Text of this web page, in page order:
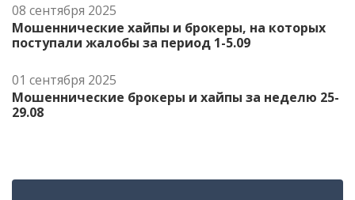
08 сентября 2025
Мошеннические хайпы и брокеры, на которых
поступали жалобы за период 1-5.09
01 сентября 2025
Мошеннические брокеры и хайпы за неделю 25-
29.08